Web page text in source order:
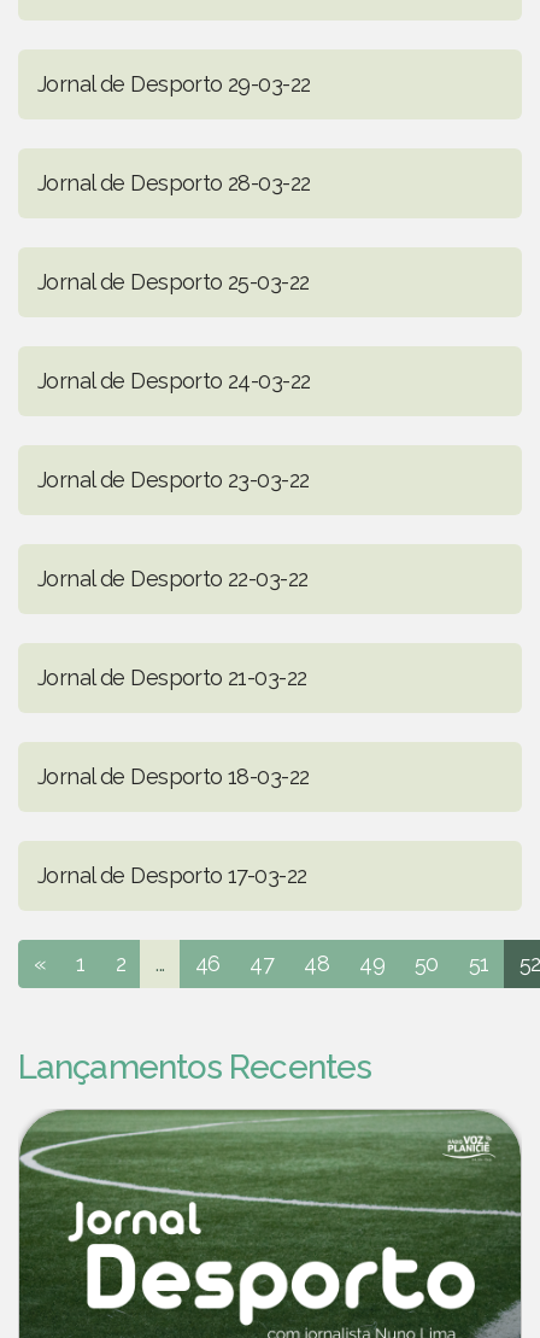
Jornal de Desporto 29-03-22
Jornal de Desporto 28-03-22
Jornal de Desporto 25-03-22
Jornal de Desporto 24-03-22
Jornal de Desporto 23-03-22
Jornal de Desporto 22-03-22
Jornal de Desporto 21-03-22
Jornal de Desporto 18-03-22
Jornal de Desporto 17-03-22
« 1 2 ... 46 47 48 49 50 51 52
Lançamentos Recentes